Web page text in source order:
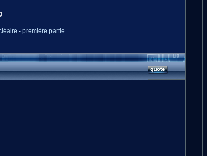
- première partie